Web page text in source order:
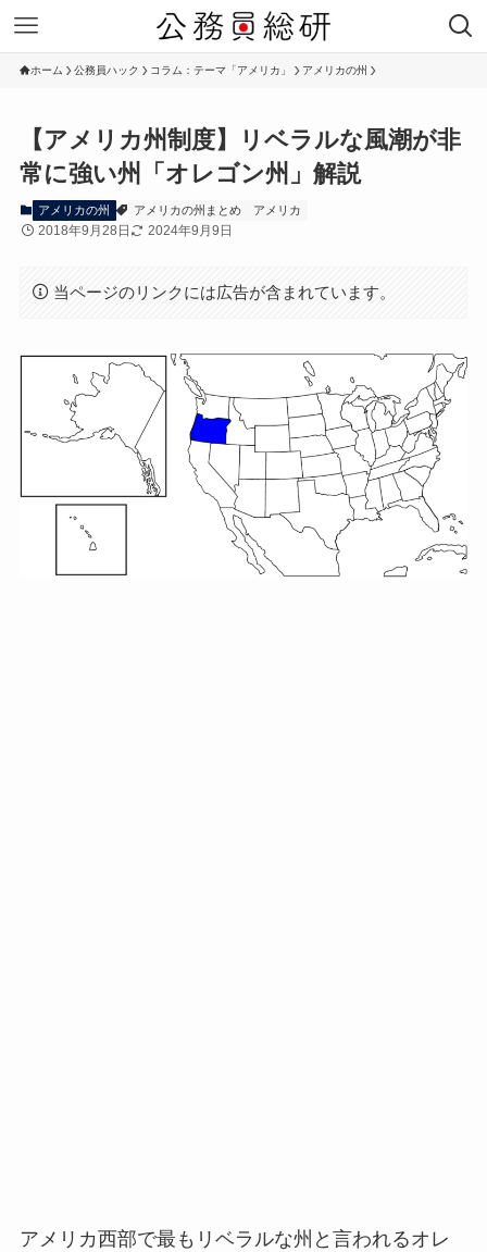
ホーム 公務員ハック コラム：テーマ「アメリカ」 アメリカの州
【アメリカ州制度】リベラルな風潮が非
常に強い州「オレゴン州」解説
アメリカの州 アメリカの州まとめ アメリカ
2018年9月28日 2024年9月9日
当ページのリンクには広告が含まれています。
アメリカ西部で最もリベラルな州と言われるオレ